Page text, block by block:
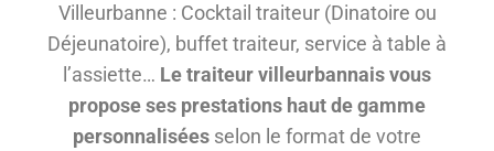
Villeurbanne : Cocktail traiteur (Dinatoire ou
Déjeunatoire), buffet traiteur, service à table à
l’assiette… Le traiteur villeurbannais vous
propose ses prestations haut de gamme
personnalisées selon le format de votre